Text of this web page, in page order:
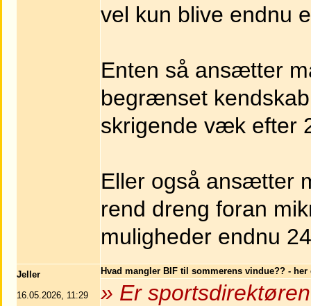
vel kun blive endnu
Enten så ansætter
begrænset
skrigende væk efter
Eller også ansætter
rend dreng foran
muligheder endnu
Jeller
16.05.2026, 11:29
Hvad mangler BIF til sommerens vindue?? - her
» Er